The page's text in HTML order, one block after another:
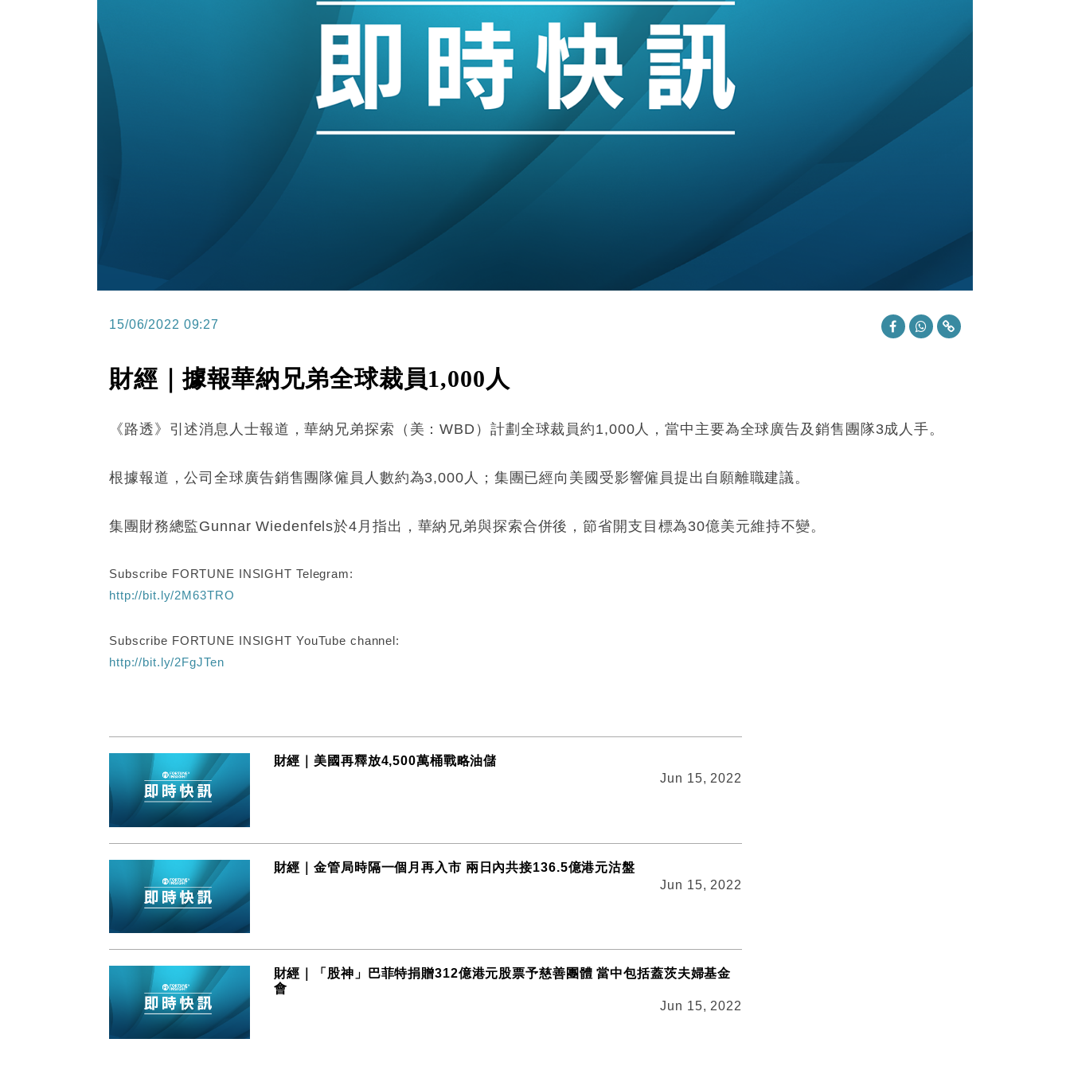
財經｜恒隆10月換帥 玩具「反」斗城亞洲CEO蔡德粦接任
財經｜韓股反覆波動收跌 連挫7周創逾3年最長跌勢
13:44 財經｜內地7月美元計價出口增近24%勝預期 貿易順差達1125億美元
12:44 財經｜日本春季三度入市撐日圓 4月單日斥6.28萬億日圓干預創新高
11:12 國際｜特朗普料美伊戰事快結束 承認部分彈藥庫存緊張
財經｜SA售股自救後再出手 斥4億美元押注未上市公司
15/06/2022 09:27
財經｜據報華納兄弟全球裁員1,000人
《路透》引述消息人士報道，華納兄弟探索（美：WBD）計劃全球裁員約1,000人，當中主要為全球廣告及銷售團隊3成人手。
根據報道，公司全球廣告銷售團隊僱員人數約為3,000人；集團已經向美國受影響僱員提出自願離職建議。
集團財務總監Gunnar Wiedenfels於4月指出，華納兄弟與探索合併後，節省開支目標為30億美元維持不變。
Subscribe FORTUNE INSIGHT Telegram:
http://bit.ly/2M63TRO
Subscribe FORTUNE INSIGHT YouTube channel:
http://bit.ly/2FgJTen
財經｜美國再釋放4,500萬桶戰略油儲
Jun 15, 2022
財經｜金管局時隔一個月再入市 兩日內共接136.5億港元沽盤
Jun 15, 2022
財經｜「股神」巴菲特捐贈312億港元股票予慈善團體 當中包括蓋茨夫婦基金
會
Jun 15, 2022